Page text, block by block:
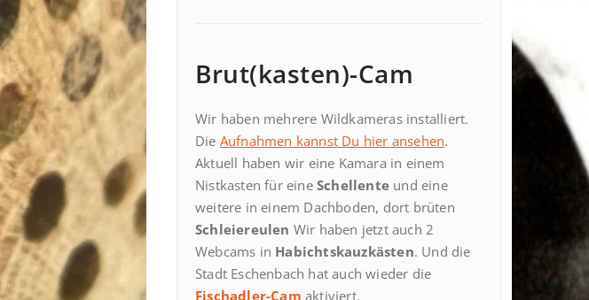
Brut(kasten)-Cam
Wir haben mehrere Wildkameras installiert.
Die Aufnahmen kannst Du hier ansehen.
Aktuell haben wir eine Kamara in einem
Nistkasten für eine Schellente und eine
weitere in einem Dachboden, dort brüten
Schleiereulen Wir haben jetzt auch 2
Webcams in Habichtskauzkästen. Und die
Stadt Eschenbach hat auch wieder die
Fischadler-Cam aktiviert.